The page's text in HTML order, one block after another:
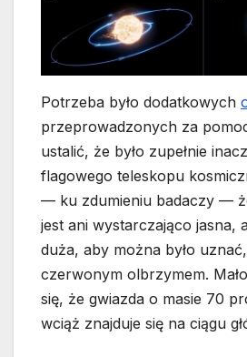
Potrzeba było dodatkowych
przeprowadzonych za
ustalić, że było zupełnie
flagowego teleskopu
— ku zdumieniu badaczy —
jest ani wystarczająco jasna,
duża, aby można było
czerwonym olbrzymem.
się, że gwiazda o masie 70
wciąż znajduje się na ciągu